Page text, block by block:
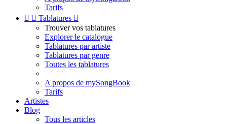
Tarifs
  Tablatures 
Trouver vos tablatures
Explorer le catalogue
Tablatures par artiste
Tablatures par genre
Toutes les tablatures
A propos de mySongBook
Tarifs
Artistes
Blog
Tous les articles